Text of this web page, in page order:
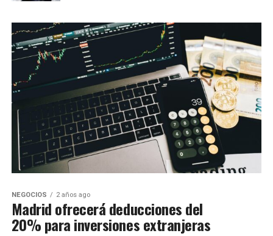
NEGOCIOS 2 años ago
Madrid ofrecerá deducciones del
20% para inversiones extranjeras